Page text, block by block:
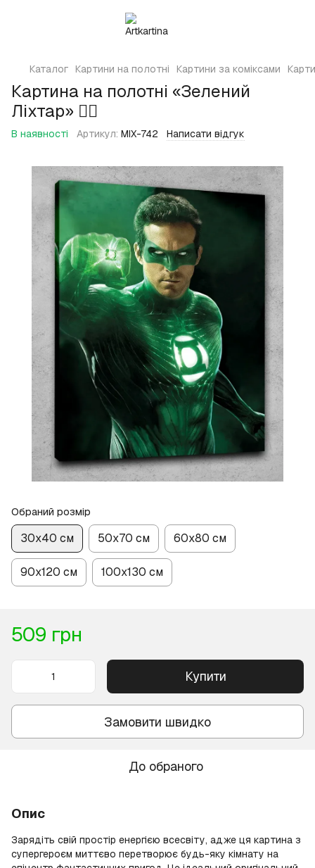
Каталог Картини на полотні Картини за коміксами
Картина на полотні «Зелений
Ліхтар» 🦸‍♂️
В наявності Артикул: MIX-742 Написати відгук
Обраний розмір
30х40 см 50х70 см 60х80 см
90х120 см 100х130 см
509 грн
Купити
Замовити швидко
До обраного
Опис
Зарядіть свій простір енергією всесвіту, адже ця картина з
супергероєм миттєво перетворює будь-яку кімнату на